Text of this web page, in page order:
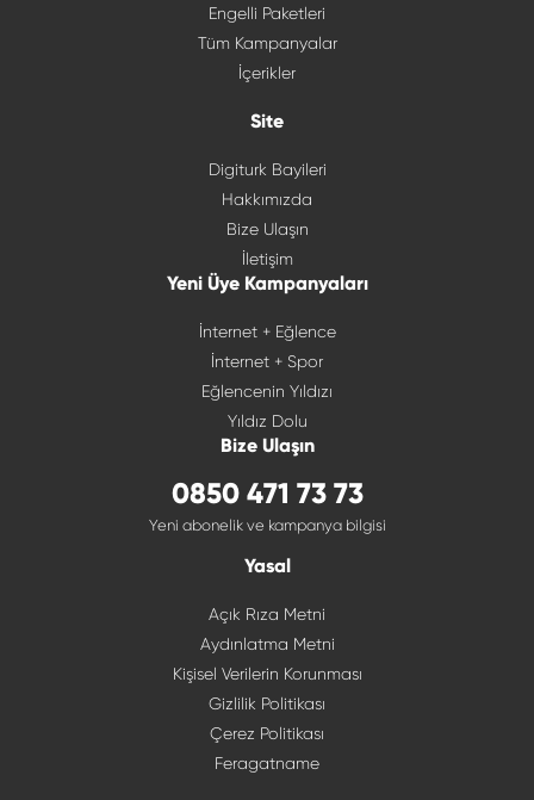
Engelli Paketleri
Tüm Kampanyalar
İçerikler
Site
Digiturk Bayileri
Hakkımızda
Bize Ulaşın
İletişim
Yeni Üye Kampanyaları
İnternet + Eğlence
İnternet + Spor
Eğlencenin Yıldızı
Yıldız Dolu
Bize Ulaşın
0850 471 73 73
Yeni abonelik ve kampanya bilgisi
Yasal
Açık Rıza Metni
Aydınlatma Metni
Kişisel Verilerin Korunması
Gizlilik Politikası
Çerez Politikası
Feragatname